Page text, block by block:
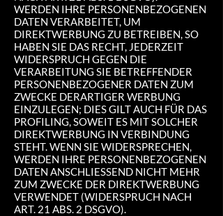
WERDEN IHRE PERSONENBEZOGENEN
DATEN VERARBEITET, UM
DIREKTWERBUNG ZU BETREIBEN, SO
HABEN SIE DAS RECHT, JEDERZEIT
WIDERSPRUCH GEGEN DIE
VERARBEITUNG SIE BETREFFENDER
PERSONENBEZOGENER DATEN ZUM
ZWECKE DERARTIGER WERBUNG
EINZULEGEN; DIES GILT AUCH FÜR DAS
PROFILING, SOWEIT ES MIT SOLCHER
DIREKTWERBUNG IN VERBINDUNG
STEHT. WENN SIE WIDERSPRECHEN,
WERDEN IHRE PERSONENBEZOGENEN
DATEN ANSCHLIESSEND NICHT MEHR
ZUM ZWECKE DER DIREKTWERBUNG
VERWENDET (WIDERSPRUCH NACH
ART. 21 ABS. 2 DSGVO).